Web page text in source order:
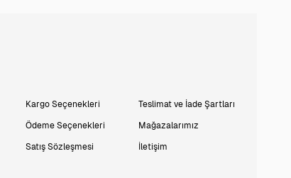
Kargo Seçenekleri
Ödeme Seçenekleri
Satış Sözleşmesi
Teslimat ve İade Şartları
Mağazalarımız
İletişim